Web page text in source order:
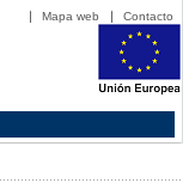
Mapa web Contacto